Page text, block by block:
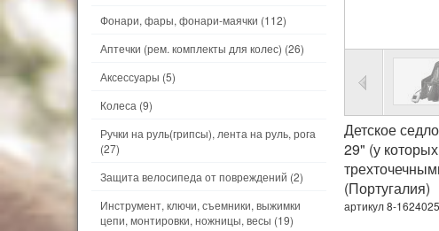
Детское
29" (у
(Португалия)
артикул 8-
Фонари, фары, фонари-маячки (112)
Аптечки (рем. комплекты для колес) (26)
Аксессуары (5)
Колеса (9)
Ручки на руль(грипсы), лента на руль, рога
(27)
Защита велосипеда от повреждений (2)
Инструмент, ключи, съемники, выжимки
цепи, монтировки, ножницы, весы (19)